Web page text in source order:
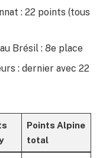
: 22 points (tous
Brésil : 8e place
: dernier avec 22
Points Alpine
total